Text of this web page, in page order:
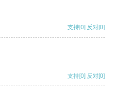
支持[0] 反对[0]
支持[0] 反对[0]